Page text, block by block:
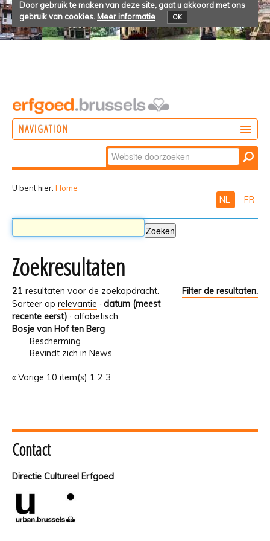
Door gebruik te maken van deze site, gaat u akkoord met ons
gebruik van cookies. Meer informatie OK
NAVIGATION
Zoek
Geavanceerd
U bent hier: Home
NL FR
Zoekresultaten
21 resultaten voor de zoekopdracht.
Filter de resultaten.
Sorteer op relevantie · datum (meest
recente eerst) · alfabetisch
Bosje van Hof ten Berg
Bescherming
Bevindt zich in News
« Vorige 10 item(s) 1 2 3
Contact
Directie Cultureel Erfgoed